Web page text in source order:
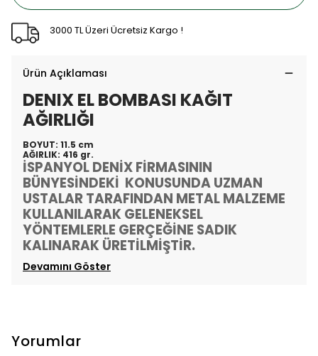
3000 TL Üzeri Ücretsiz Kargo !
Ürün Açıklaması
DENIX EL BOMBASI KAĞIT
AĞIRLIĞI
BOYUT: 11.5 cm
AĞIRLIK: 416 gr.
İSPANYOL DENİX FİRMASININ
BÜNYESİNDEKİ KONUSUNDA UZMAN
USTALAR TARAFINDAN METAL MALZEME
KULLANILARAK GELENEKSEL
YÖNTEMLERLE GERÇEĞİNE SADIK
KALINARAK ÜRETİLMİŞTİR.
Devamını Göster
Yorumlar